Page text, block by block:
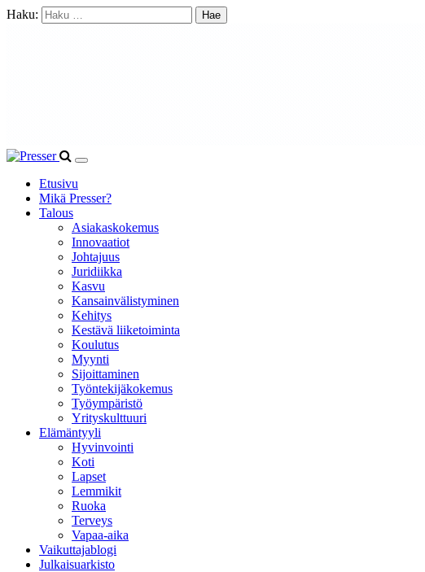
Haku:
Etusivu
Mikä Presser?
Talous
Asiakaskokemus
Innovaatiot
Johtajuus
Juridiikka
Kasvu
Kansainvälistyminen
Kehitys
Kestävä liiketoiminta
Koulutus
Myynti
Sijoittaminen
Työntekijäkokemus
Työympäristö
Yrityskulttuuri
Elämäntyyli
Hyvinvointi
Koti
Lapset
Lemmikit
Ruoka
Terveys
Vapaa-aika
Vaikuttajablogi
Julkaisuarkisto